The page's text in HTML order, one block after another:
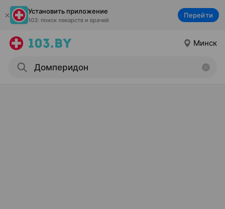
Установить приложение
103: поиск лекарств и врачей
Перейти
Минск